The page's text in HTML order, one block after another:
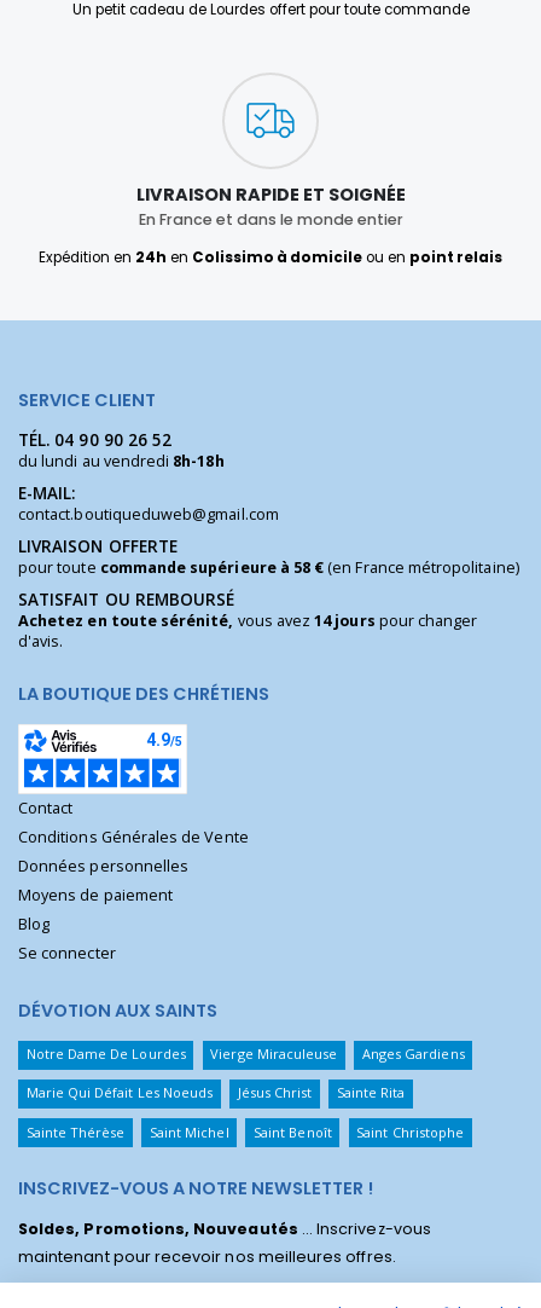
Un petit cadeau de Lourdes offert pour toute commande
LIVRAISON RAPIDE ET SOIGNÉE
En France et dans le monde entier
Expédition en 24h en Colissimo à domicileou en point relais
SERVICE CLIENT
TÉL. 04 90 90 26 52
du lundi au vendredi 8h-18h
E-MAIL:
contact.boutiqueduweb@gmail.com
LIVRAISON OFFERTE
pour toute commande supérieure à 58 €(en France métropolitaine)
SATISFAIT OU REMBOURSÉ
Achetez en toute sérénité, vous avez14 jours pour changer
d'avis.
LA BOUTIQUE DES CHRÉTIENS
Contact
Conditions Générales de Vente
Données personnelles
Moyens de paiement
Blog
Se connecter
DÉVOTION AUX SAINTS
Notre Dame De Lourdes Vierge Miraculeuse Anges Gardiens
Marie Qui Défait Les Noeuds Jésus Christ Sainte Rita
Sainte Thérèse Saint Michel Saint Benoît Saint Christophe
INSCRIVEZ-VOUS A NOTRE NEWSLETTER !
Soldes, Promotions, Nouveautés ... Inscrivez-vous
maintenant pour recevoir nos meilleures offres.